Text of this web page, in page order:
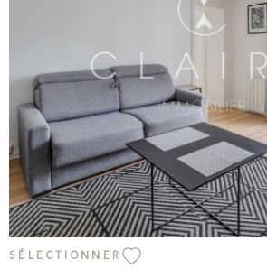
VOIR LE BIEN
SÉLECTIONNER